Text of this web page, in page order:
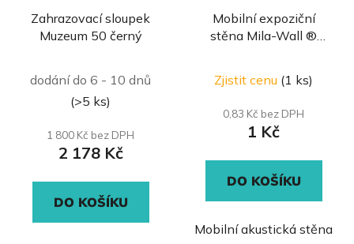
Zahrazovací sloupek
Muzeum 50 černý
hodnocení
produktu
je
0,0
5
dodání do 6 - 10 dnů
(>5 ks)
1 800 Kč bez DPH
2 178 Kč
DO KOŠÍKU
Mobilní expoziční
stěna Mila-Wall ®
Zjistit cenu (1 ks)
0,83 Kč bez DPH
1 Kč
DO KOŠÍKU
Mobilní akustická stěna